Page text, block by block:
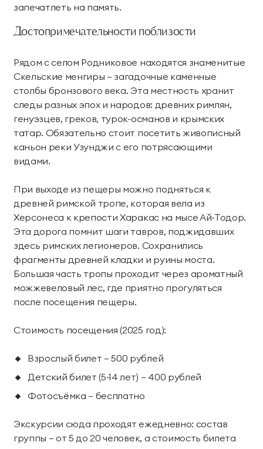
запечатлеть на память.
Достопримечательности поблизости
Рядом с селом Родниковое находятся знаменитые
Скельские менгиры — загадочные каменные
столбы бронзового века. Эта местность хранит
следы разных эпох и народов: древних римлян,
генуэзцев, греков, турок-османов и крымских
татар. Обязательно стоит посетить живописный
каньон реки Узунджи с его потрясающими
видами.
При выходе из пещеры можно подняться к
древней римской тропе, которая вела из
Херсонеса к крепости Харакас на мысе Ай-Тодор.
Эта дорога помнит шаги тавров, поджидавших
здесь римских легионеров. Сохранились
фрагменты древней кладки и руины моста.
Большая часть тропы проходит через ароматный
можжевеловый лес, где приятно прогуляться
после посещения пещеры.
Стоимость посещения (2025 год):
Взрослый билет — 500 рублей
Детский билет (5-14 лет) — 400 рублей
Фотосъёмка — бесплатно
Экскурсии сюда проходят ежедневно: состав
группы — от 5 до 20 человек, а стоимость билета